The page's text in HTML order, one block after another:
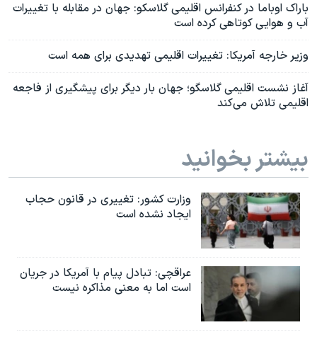
باراک اوباما در کنفرانس اقلیمی گلاسکو: جهان در مقابله با تغییرات
آب و هوایی کوتاهی کرده است
وزیر خارجه آمریکا: تغییرات اقلیمی تهدیدی برای همه است
آغاز نشست اقلیمی گلاسگو؛ جهان بار دیگر برای پیشگیری از فاجعه
اقلیمی تلاش می‌کند
بیشتر بخوانید
وزارت کشور: تغییری در قانون حجاب
ایجاد نشده است
عراقچی: تبادل پیام با آمریکا در جریان
است اما به معنی مذاکره نیست